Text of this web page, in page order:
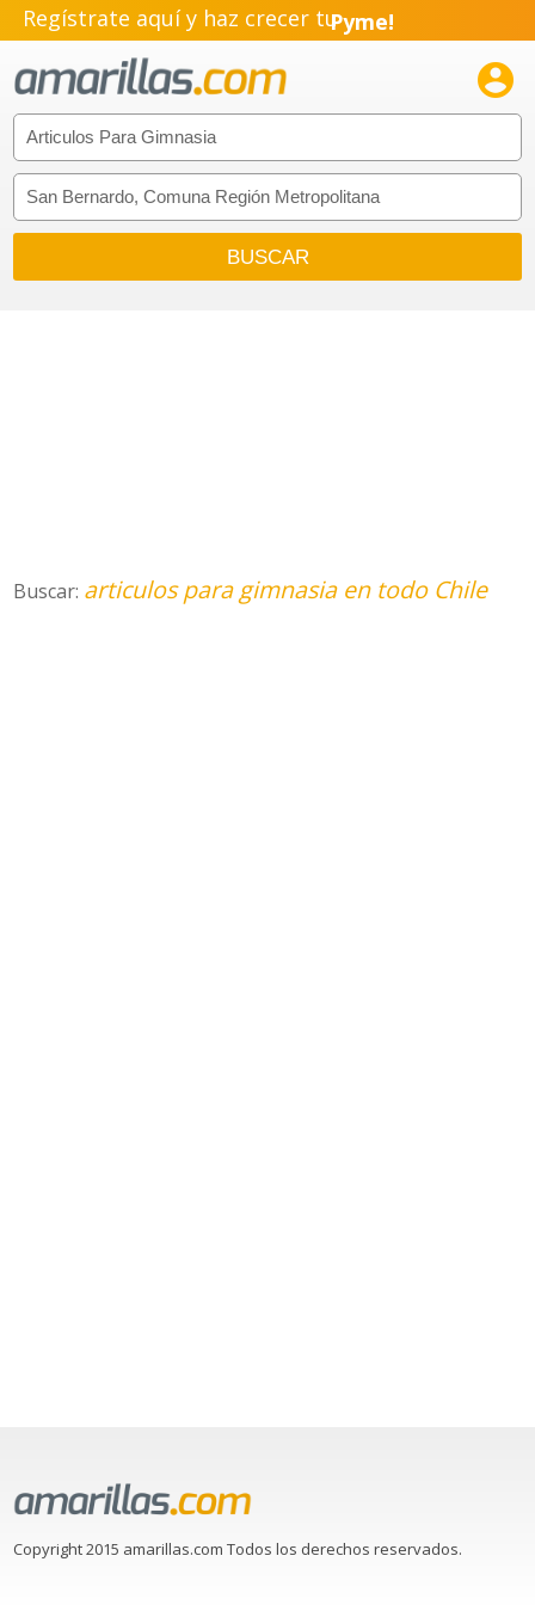
Regístrate aquí y haz crecer tuPyme!
Emprendimiento!

Buscar: articulos para gimnasia en todo Chile
Copyright 2015 amarillas.com Todos los derechos reservados.